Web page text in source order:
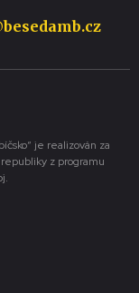
je realizován za
z programu